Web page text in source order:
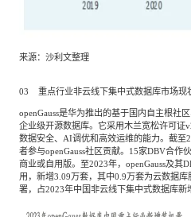
来源：沙利文整理
03 重点行业非云线下集中式数据库市场
openGauss是华为推出的基于国内自主根社
企业级开源数据库。它采用木兰宽松许可证
数据安全、AI调优和高效运维的能力。截至
者参与openGauss社区贡献。15家DBV合作
商业或自用版。至2023年，openGauss及其
用，新增3.09万套，其中0.9万套为云数据
署，占2023年中国非云线下集中式数据库新